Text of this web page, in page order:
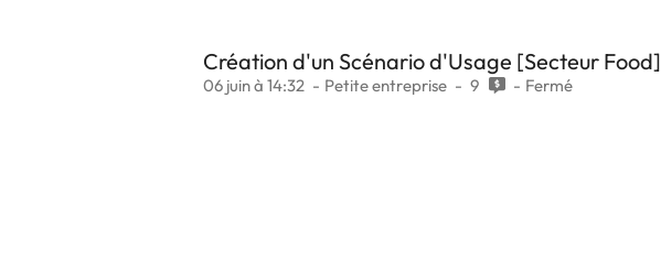
Création d'un Scénario d'Usage [Secteur Food]
06 juin à 14:32 Petite entreprise 9 Fermé